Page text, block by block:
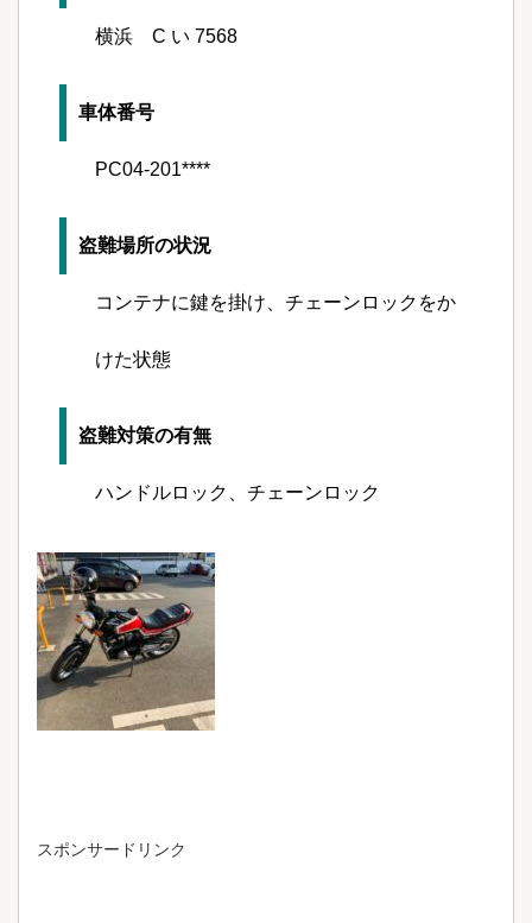
横浜 C い 7568
車体番号
PC04-201****
盗難場所の状況
コンテナに鍵を掛け、チェーンロックをか
けた状態
盗難対策の有無
ハンドルロック、チェーンロック
スポンサードリンク